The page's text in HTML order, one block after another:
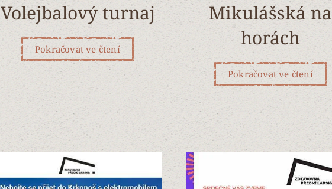
Volejbalový turnaj
Pokračovat ve čtení
Mikulášská na
horách
Pokračovat ve čtení